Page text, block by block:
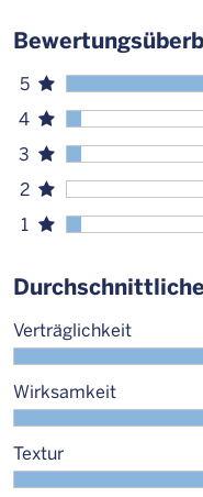
5
4
3
2
1
Verträglichkeit
Wirksamkeit
Textur